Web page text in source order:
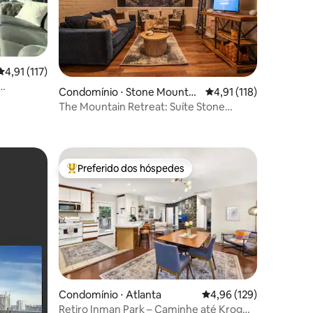
de uma avaliação média de 5, 117 avaliações
4,91 (117)
Condomínio ⋅ Stone Mountai
n
4,91 de uma avaliação
4,91 (118)
The Mountain Retreat: Suíte Stone
Entre os melhores preferidos dos hóspedes
Preferido dos hóspedes
Condomínio ⋅ Atlanta 4,96 de uma avaliação
4,96 (129)
Retiro Inman Park – Caminhe até Krog